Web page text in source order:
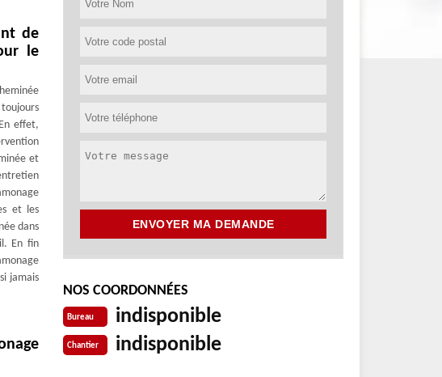
de
le
effet,
et
et les
dans
En fin
jamais
NOS COORDONNÉES
Bureau indisponible
Chantier indisponible